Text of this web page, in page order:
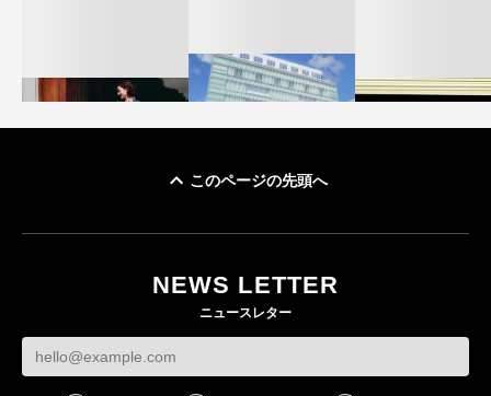
ケットなど7型を発売
FASHION
FASHION
BUSINESS
このページの先頭へ
NEWS LETTER
ニュースレター